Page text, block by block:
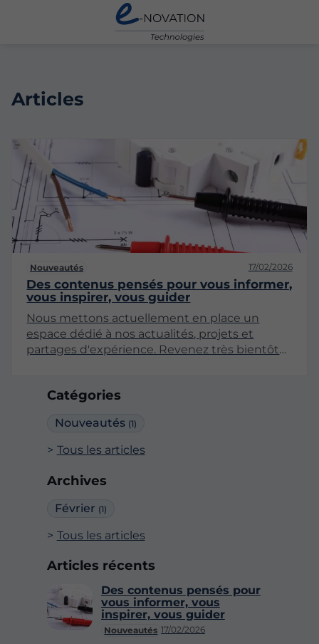
Catégories
Nouveautés (1)
Tous les articles
Archives
Février (1)
Tous les articles
Articles récents
Nouveautés 17/02/2026
Des contenus pensés pour
vous informer, vous
inspirer, vous guider
Articles
Nouveautés 17/02/2026
Des contenus pensés pour vous informer,
vous inspirer, vous guider
Nous mettons actuellement en place un
espace dédié à nos actualités, projets et
partages d'expérience. Revenez très bientôt